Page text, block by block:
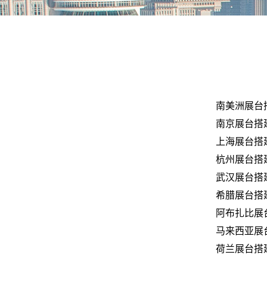
南美洲展台
南京展台搭
上海展台搭
杭州展台搭
武汉展台搭
希腊展台搭
阿布扎比展
马来西亚展
荷兰展台搭